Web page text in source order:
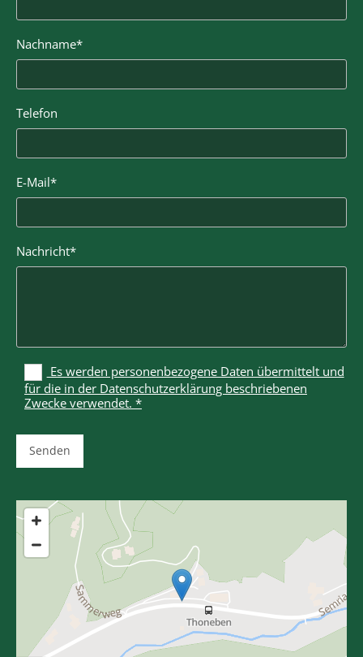
Nachname*
Telefon
E-Mail*
Nachricht*
Es werden personenbezogene Daten übermittelt und
für die in der Datenschutzerklärung beschriebenen
Zwecke verwendet. *